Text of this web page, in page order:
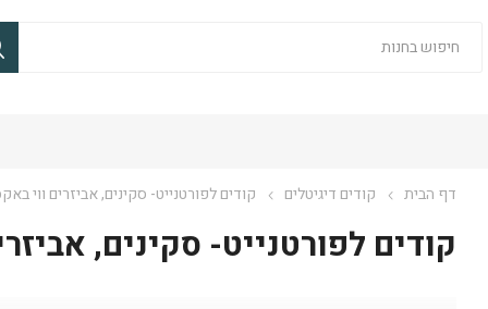
דף הבית קודים דיגיטלים קודים לפורטנייט- סקינים, אביזרים ווי
קודים לפורטנייט- סקינים,